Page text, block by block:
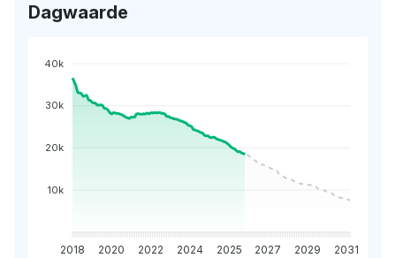
Dagwaarde
40k
30k
20k
10k
2018 2020 2022 2024 2025 2027 2029 2031